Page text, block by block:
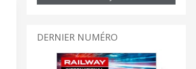
DERNIER NUMÉRO